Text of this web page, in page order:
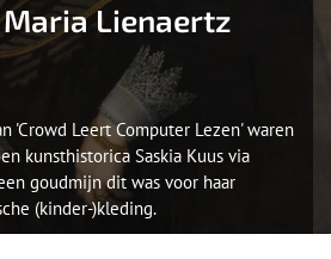
Lienaertz
'Crowd Leert Computer Lezen' waren
kunsthistorica Saskia Kuus via
goudmijn dit was voor haar
(kinder-)kleding.